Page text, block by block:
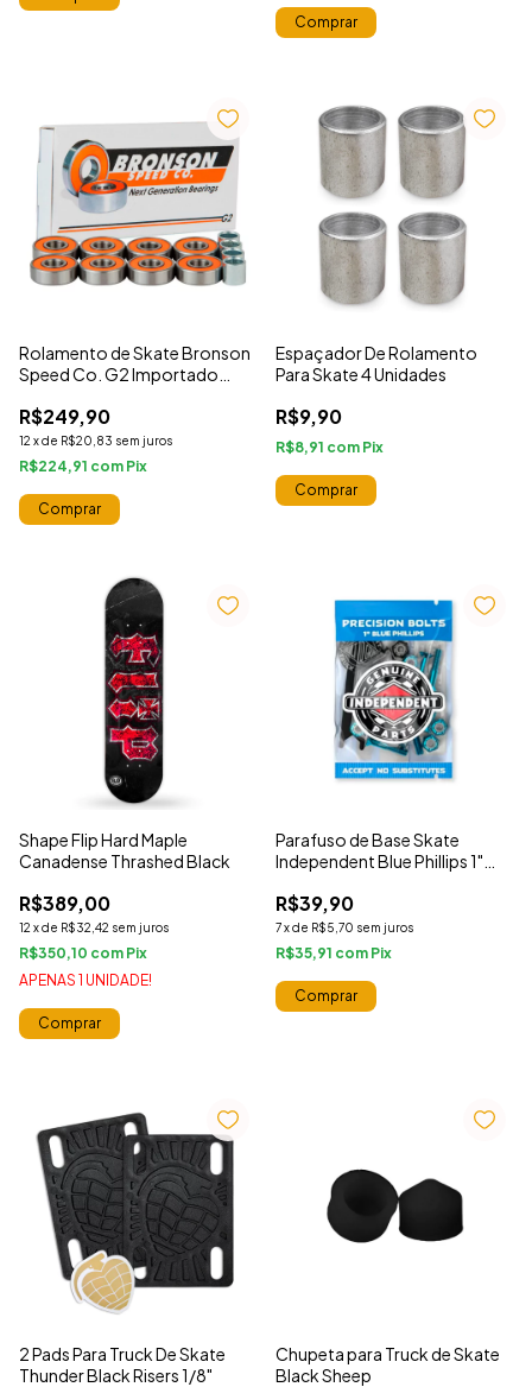
Comprar
Rolamento de Skate Bronson
Speed Co. G2 lmportado
R$249,90
12 xde R$20,83 sem juros
R$224,91 com
Espaçador De Rolamento
Para Skate 4 Unidades
R$9,90
R$8,91 com
Shape Flip Hard Maple
Canadense Thrashed Black
R$389,00
12 xde R$32,42 sem juros
R$350,10 com
APENAS 1 UNIDADE!
Comprar
Parafuso de Base Skate
Independent Blue Phillips 1"
R$39,90
7xde R$5,70 sem juros
R$35,91 com
2 Pads Para Truck De Skate
Thunder Black Risers 1/8"
Chupeta para Truck de Skate
Black Sheep